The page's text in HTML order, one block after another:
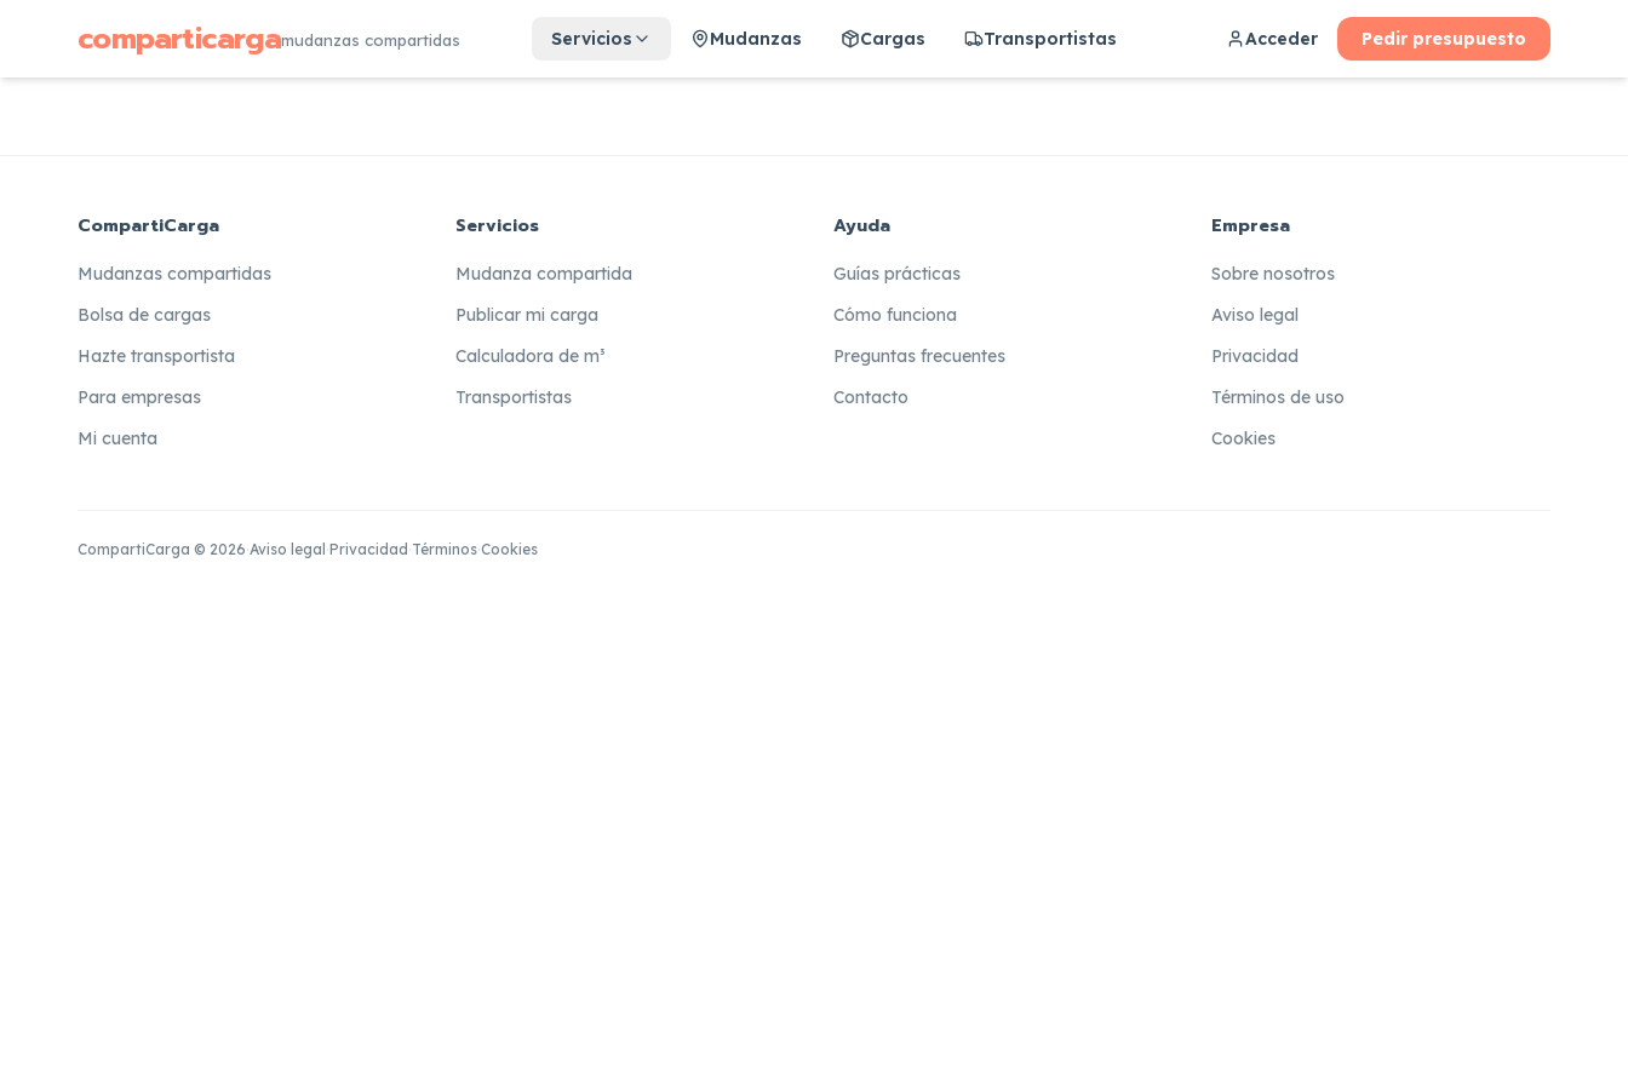
comparticargamudanzas compartidas Servicios Mudanzas Cargas Transportistas Acceder Pedir presupuesto
CompartiCarga
Mudanzas compartidas
Bolsa de cargas
Hazte transportista
Para empresas
Mi cuenta
Servicios
Mudanza compartida
Publicar mi carga
Calculadora de m³
Transportistas
Ayuda
Guías prácticas
Cómo funciona
Preguntas frecuentes
Contacto
Empresa
Sobre nosotros
Aviso legal
Privacidad
Términos de uso
Cookies
CompartiCarga © 2026·Aviso legal ·Privacidad ·Términos·Cookies